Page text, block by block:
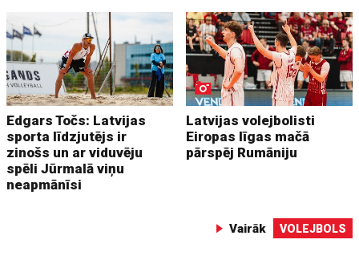
Edgars Točs: Latvijas
sporta līdzjutējs ir
zinošs un ar viduvēju
spēli Jūrmalā viņu
neapmānīsi
Latvijas volejbolisti
Eiropas līgas mačā
pārspēj Rumāniju
Vairāk VOLEJBOLS